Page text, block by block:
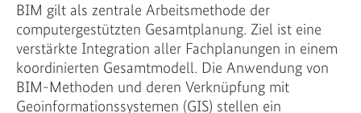
BIM gilt als zentrale Arbeitsmethode der
computergestützten Gesamtplanung. Ziel ist eine
verstärkte Integration aller Fachplanungen in einem
koordinierten Gesamtmodell. Die Anwendung von
BIM-Methoden und deren Verknüpfung mit
Geoinformationssystemen (GIS) stellen ein